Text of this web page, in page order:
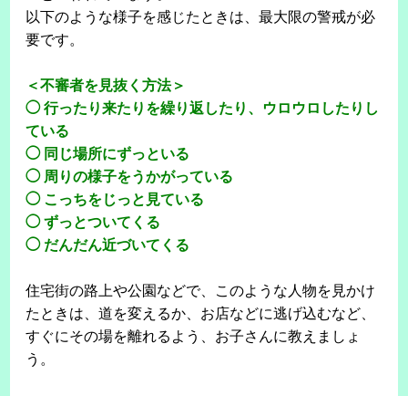
以下のような様子を感じたときは、最大限の警戒が必
要です。
＜不審者を見抜く方法＞
◯ 行ったり来たりを繰り返したり、ウロウロしたりし
ている
◯ 同じ場所にずっといる
◯ 周りの様子をうかがっている
◯ こっちをじっと見ている
◯ ずっとついてくる
◯ だんだん近づいてくる
住宅街の路上や公園などで、このような人物を見かけ
たときは、道を変えるか、お店などに逃げ込むなど、
すぐにその場を離れるよう、お子さんに教えましょ
う。